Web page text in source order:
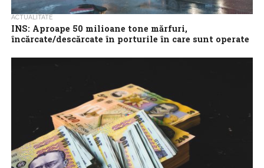
ACTUALITATE
INS: Aproape 50 milioane tone mărfuri,
încărcate/descărcate în porturile în care sunt operate